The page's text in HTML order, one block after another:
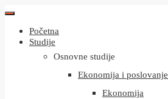
Početna
Studije
Osnovne studije
Ekonomija i poslovanje
Ekonomija